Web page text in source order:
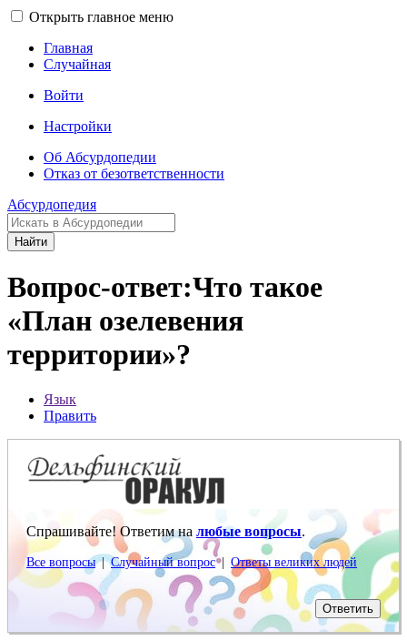
Открыть главное меню
Главная
Случайная
Войти
Настройки
Об Абсурдопедии
Отказ от безответственности
Абсурдопедия
Найти
Вопрос-ответ:Что такое
«План озелевения
территории»?
Язык
Править
Спрашивайте! Ответим на любые вопросы.
Все вопросы|Случайный вопрос| Ответы великих людей